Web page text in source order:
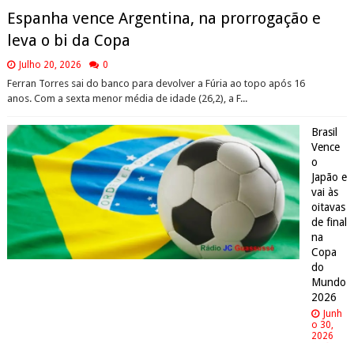
Espanha vence Argentina, na prorrogação e
leva o bi da Copa
Julho 20, 2026 0
Ferran Torres sai do banco para devolver a Fúria ao topo após 16
anos. Com a sexta menor média de idade (26,2), a F...
Brasil
Vence
o
Japão e
vai às
oitavas
de final
na
Copa
do
Mundo
2026
Junh
o 30,
2026